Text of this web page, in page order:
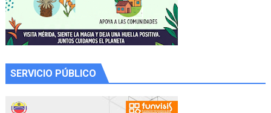
SERVICIO PÚBLICO